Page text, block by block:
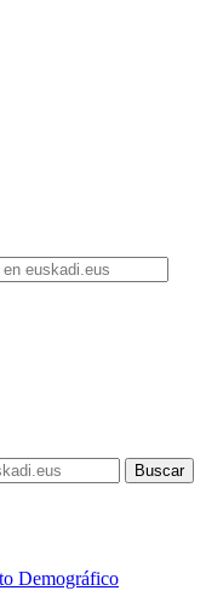
Demográfico